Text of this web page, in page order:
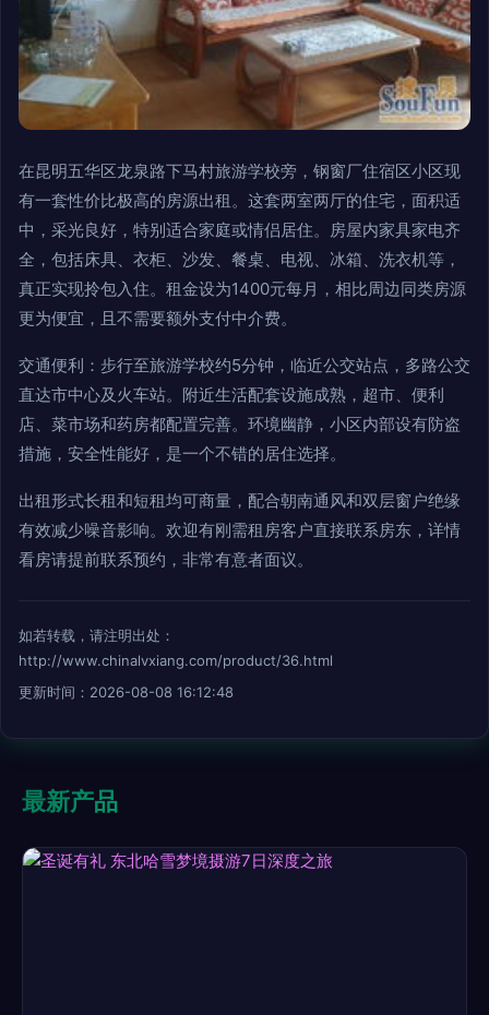
在昆明五华区龙泉路下马村旅游学校旁，钢窗厂住宿区小区现
有一套性价比极高的房源出租。这套两室两厅的住宅，面积适
中，采光良好，特别适合家庭或情侣居住。房屋内家具家电齐
全，包括床具、衣柜、沙发、餐桌、电视、冰箱、洗衣机等，
真正实现拎包入住。租金设为1400元每月，相比周边同类房源
更为便宜，且不需要额外支付中介费。
交通便利：步行至旅游学校约5分钟，临近公交站点，多路公交
直达市中心及火车站。附近生活配套设施成熟，超市、便利
店、菜市场和药房都配置完善。环境幽静，小区内部设有防盗
措施，安全性能好，是一个不错的居住选择。
出租形式长租和短租均可商量，配合朝南通风和双层窗户绝缘
有效减少噪音影响。欢迎有刚需租房客户直接联系房东，详情
看房请提前联系预约，非常有意者面议。
如若转载，请注明出处：
http://www.chinalvxiang.com/product/36.html
更新时间：2026-08-08 16:12:48
最新产品